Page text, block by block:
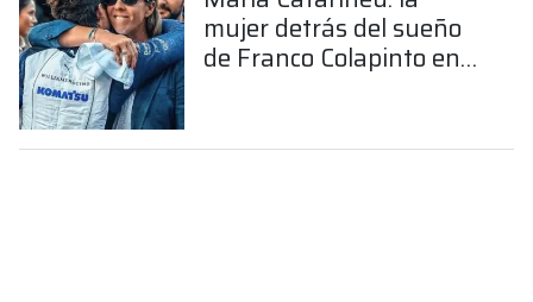
mujer detrás del sueño
de Franco Colapinto en